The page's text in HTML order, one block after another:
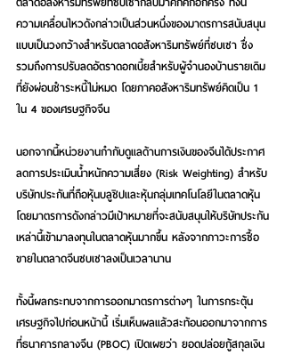
ความเคลื่อนไหวดังกล่าวเป็นส่วนหนึ่งของมาตรการสนับสนุน
แบบเป็นวงกว้างสำหรับตลาดอสังหาริมทรัพย์ที่ซบเซา ซึ่ง
รวมถึงการปรับลดอัตราดอกเบี้ยสำหรับผู้จำนองบ้านรายเดิม
ที่ยังผ่อนชำระหนี้ไม่หมด โดยภาคอสังหาริมทรัพย์คิดเป็น 1
ใน 4 ของเศรษฐกิจจีน
นอกจากนี้หน่วยงานกำกับดูแลด้านการเงินของจีนได้ประกาศ
ลดการประเมินน้ำหนักความเสี่ยง (Risk Weighting) สำหรับ
บริษัทประกันที่ถือหุ้นบลูชิปและหุ้นกลุ่มเทคโนโลยีในตลาดหุ้น
โดยมาตรการดังกล่าวมีเป้าหมายที่จะสนับสนุนให้บริษัทประกัน
เหล่านี้เข้ามาลงทุนในตลาดหุ้นมากขึ้น หลังจากภาวะการซื้อ
ขายในตลาดจีนซบเซาลงเป็นเวลานาน
ทั้งนี้ผลกระทบจากการออกมาตรการต่างๆ ในการกระตุ้น
เศรษฐกิจไปก่อนหน้านี้ เริ่มเห็นผลแล้วสะท้อนออกมาจากการ
ที่ธนาคารกลางจีน (PBOC) เปิดเผยว่า ยอดปล่อยกู้สกุลเงิน